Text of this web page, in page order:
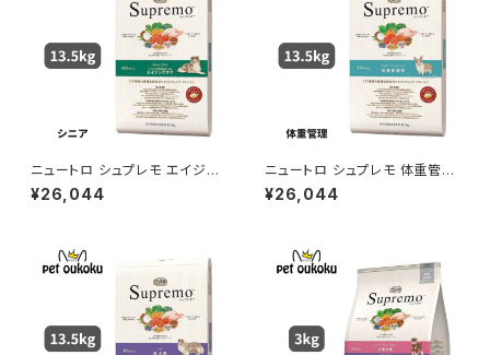
ニュートロ シュプレモ エイジン
グケア シニア犬用 13.5kg 007
9105109956
¥26,044
ニュートロ シュプレモ 体重管理
用 成犬用 13.5kg 007910510
9987
¥26,044